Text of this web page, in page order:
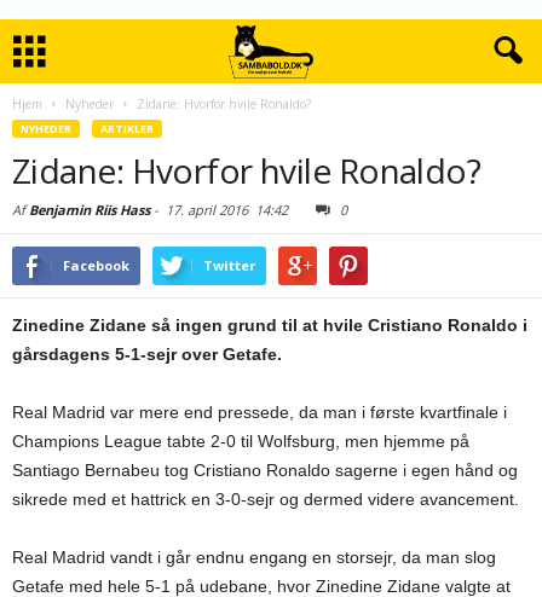
Hjem Nyheder Zidane: Hvorfor hvile Ronaldo?
NYHEDER ARTIKLER
Zidane: Hvorfor hvile Ronaldo?
AfBenjamin Riis Hass- 17. april 201614:42 0
Facebook Twitter
Zinedine Zidane så ingen grund til at hvile Cristiano Ronaldo i
gårsdagens 5-1-sejr over Getafe.
Real Madrid var mere end pressede, da man i første kvartfinale i
Champions League tabte 2-0 til Wolfsburg, men hjemme på
Santiago Bernabeu tog Cristiano Ronaldo sagerne i egen hånd og
sikrede med et hattrick en 3-0-sejr og dermed videre avancement.
Real Madrid vandt i går endnu engang en storsejr, da man slog
Getafe med hele 5-1 på udebane, hvor Zinedine Zidane valgte at